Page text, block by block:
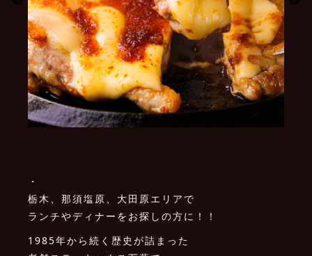
・
栃木、那須塩原、大田原エリアで
ランチやディナーをお探しの方に！！
1985年から続く歴史が詰まった